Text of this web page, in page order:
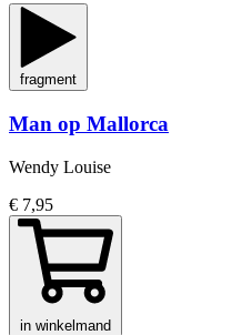
fragment
Man op Mallorca
Wendy Louise
€ 7,95
in winkelmand